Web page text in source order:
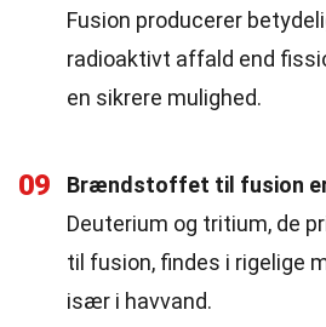
Fusion producerer
radioaktivt affald end
en sikrere mulighed.
09
Brændstoffet til fusion
Deuterium og tritium, de
til fusion, findes i rigelige
især i havvand.